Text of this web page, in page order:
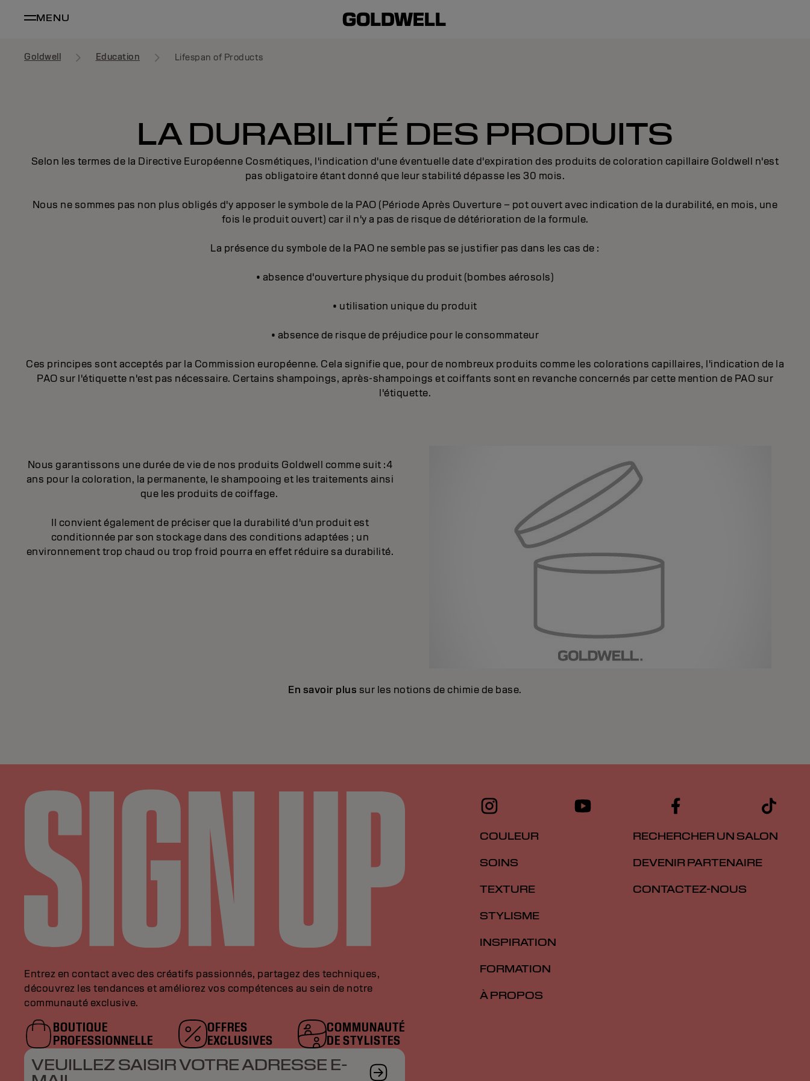
MENU
Goldwell Education Lifespan of Products
LA DURABILITÉ DES PRODUITS
Selon les termes de la Directive Européenne Cosmétiques, l'indication d'une éventuelle date d'expiration des produits de coloration capillaire Goldwell n'est
pas obligatoire étant donné que leur stabilité dépasse les 30 mois.
Nous ne sommes pas non plus obligés d'y apposer le symbole de la PAO (Période Après Ouverture – pot ouvert avec indication de la durabilité, en mois, une
fois le produit ouvert) car il n'y a pas de risque de détérioration de la formule.
La présence du symbole de la PAO ne semble pas se justifier pas dans les cas de :
• absence d'ouverture physique du produit (bombes aérosols)
• utilisation unique du produit
• absence de risque de préjudice pour le consommateur
Ces principes sont acceptés par la Commission européenne. Cela signifie que, pour de nombreux produits comme les colorations capillaires, l'indication de la
PAO sur l'étiquette n'est pas nécessaire. Certains shampoings, après-shampoings et coiffants sont en revanche concernés par cette mention de PAO sur
l'étiquette.
Nous garantissons une durée de vie de nos produits Goldwell comme suit :4
ans pour la coloration, la permanente, le shampooing et les traitements ainsi
que les produits de coiffage.
Il convient également de préciser que la durabilité d'un produit est
conditionnée par son stockage dans des conditions adaptées ; un
environnement trop chaud ou trop froid pourra en effet réduire sa durabilité.
En savoir plus sur les notions de chimie de base.
Entrez en contact avec des créatifs passionnés, partagez des techniques,
découvrez les tendances et améliorez vos compétences au sein de notre
communauté exclusive.
BOUTIQUE
PROFESSIONNELLE
OFFRES
EXCLUSIVES
COMMUNAUTÉ
DE STYLISTES
VEUILLEZ SAISIR VOTRE ADRESSE E-
COULEUR
SOINS
TEXTURE
STYLISME
INSPIRATION
FORMATION
À PROPOS
RECHERCHER UN SALON
DEVENIR PARTENAIRE
CONTACTEZ-NOUS